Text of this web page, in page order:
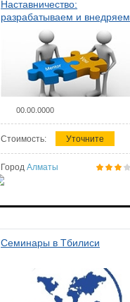
Наставничество:
разрабатываем и внедряем
систему наставничества в
организации
00.00.0000
Стоимость: Уточните
Город Алматы
Семинары в Тбилиси